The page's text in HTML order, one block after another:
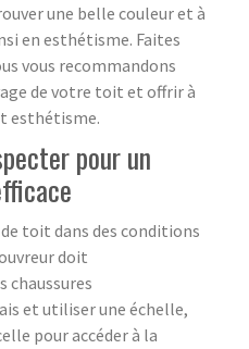
une belle couleur et à
en esthétisme. Faites
vous recommandons
de votre toit et offrir à
esthétisme.
pour un
toit dans des conditions
doit
et utiliser une échelle,
pour accéder à la